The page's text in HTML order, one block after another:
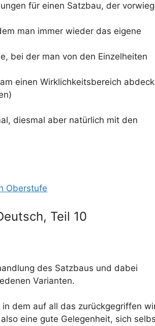
für einen Satzbau, der
man immer wieder das eigene
bei der man von den Einzelheiten
einen Wirklichkeitsbereich
diesmal aber natürlich mit den
Oberstufe
Teil 10
des Satzbaus und dabei
Varianten.
dem auf all das zurückgegriffen
eine gute Gelegenheit, sich